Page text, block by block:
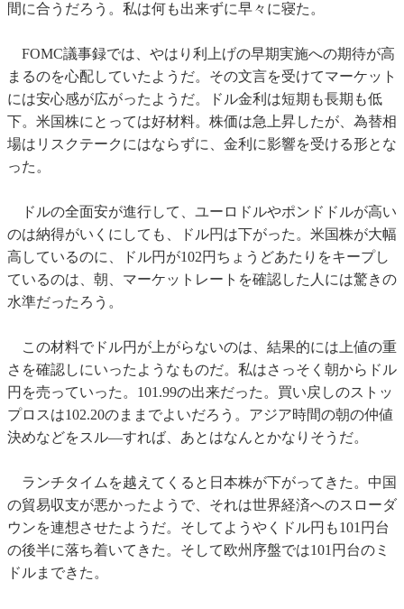
間に合うだろう。私は何も出来ずに早々に寝た。
FOMC議事録では、やはり利上げの早期実施への期待が高
まるのを心配していたようだ。その文言を受けてマーケット
には安心感が広がったようだ。ドル金利は短期も長期も低
下。米国株にとっては好材料。株価は急上昇したが、為替相
場はリスクテークにはならずに、金利に影響を受ける形とな
った。
ドルの全面安が進行して、ユーロドルやポンドドルが高い
のは納得がいくにしても、ドル円は下がった。米国株が大幅
高しているのに、ドル円が102円ちょうどあたりをキープし
ているのは、朝、マーケットレートを確認した人には驚きの
水準だったろう。
この材料でドル円が上がらないのは、結果的には上値の重
さを確認しにいったようなものだ。私はさっそく朝からドル
円を売っていった。101.99の出来だった。買い戻しのストッ
プロスは102.20のままでよいだろう。アジア時間の朝の仲値
決めなどをスル―すれば、あとはなんとかなりそうだ。
ランチタイムを越えてくると日本株が下がってきた。中国
の貿易収支が悪かったようで、それは世界経済へのスローダ
ウンを連想させたようだ。そしてようやくドル円も101円台
の後半に落ち着いてきた。そして欧州序盤では101円台のミ
ドルまできた。